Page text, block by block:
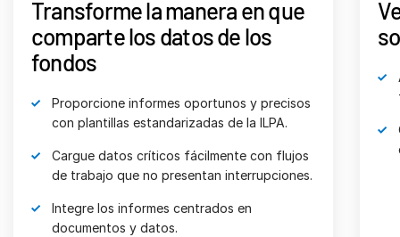
Transforme la manera en que
comparte los datos de los
fondos
Proporcione informes oportunos y precisos
con plantillas estandarizadas de la ILPA.
Cargue datos críticos fácilmente con flujos
de trabajo que no presentan interrupciones.
Integre los informes centrados en
documentos y datos.